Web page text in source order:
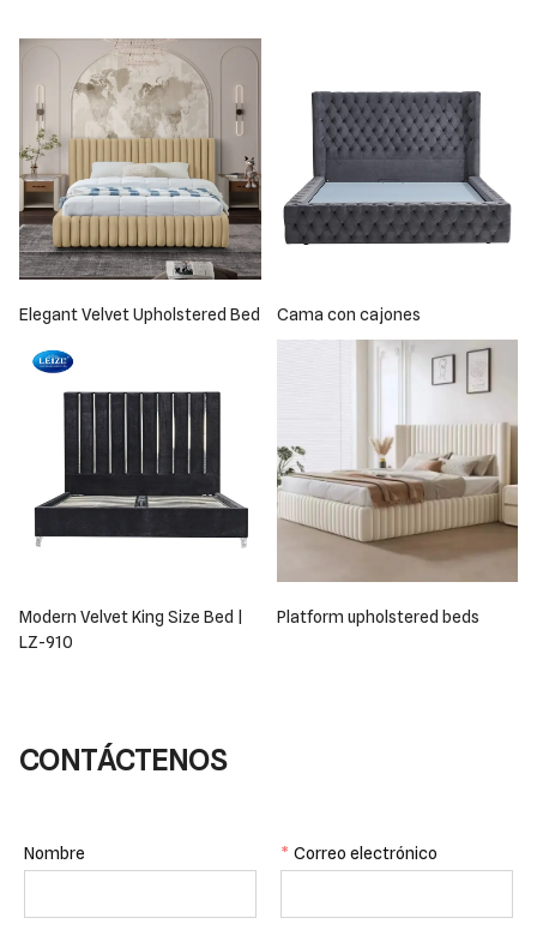
Elegant Velvet Upholstered Bed Cama con cajones
Modern Velvet King Size Bed |
LZ-910
Platform upholstered beds
CONTÁCTENOS
Nombre * Correo electrónico